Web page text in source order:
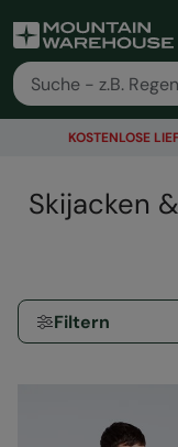
KOSTENLOSE
Skijacken
Filtern